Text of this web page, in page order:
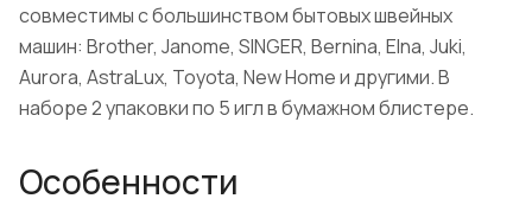
совместимы с большинством бытовых швейных
машин: Brother, Janome, SINGER, Bernina, Elna, Juki,
Aurora, AstraLux, Toyota, New Home и другими. В
наборе 2 упаковки по 5 игл в бумажном блистере.
Особенности